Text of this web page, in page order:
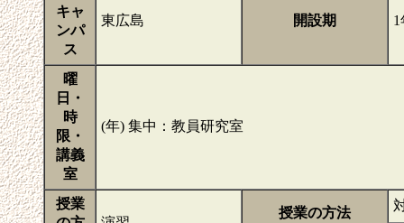
キャ
ンパ
ス
東広島 開設期
曜
日・
時
限・
講義
室
(年) 集中：教員研究室
授業
授業の方法